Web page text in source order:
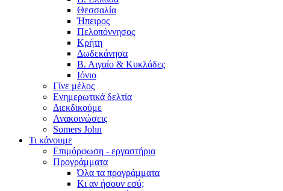
Θεσσαλία
Ήπειρος
Πελοπόννησος
Κρήτη
Δωδεκάνησα
Β. Αιγαίο & Κυκλάδες
Ιόνιο
Γίνε μέλος
Ενημερωτικά δελτία
Διεκδικούμε
Ανακοινώσεις
Somers John
Τι κάνουμε
Επιμόρφωση - εργαστήρια
Προγράμματα
Όλα τα προγράμματα
Κι αν ήσουν εσύ;